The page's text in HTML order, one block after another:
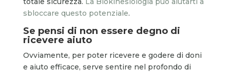
sbloccare questo potenziale.
Se pensi di non essere degno di
ricevere aiuto
Ovviamente, per poter ricevere e godere di doni
e aiuto efficace, serve sentire nel profondo di